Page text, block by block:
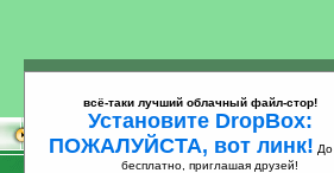
всё-таки лучший облачный файл-стор!
Установите DropBox:
ПОЖАЛУЙСТА, вот линк! До
бесплатно, приглашая друзей!